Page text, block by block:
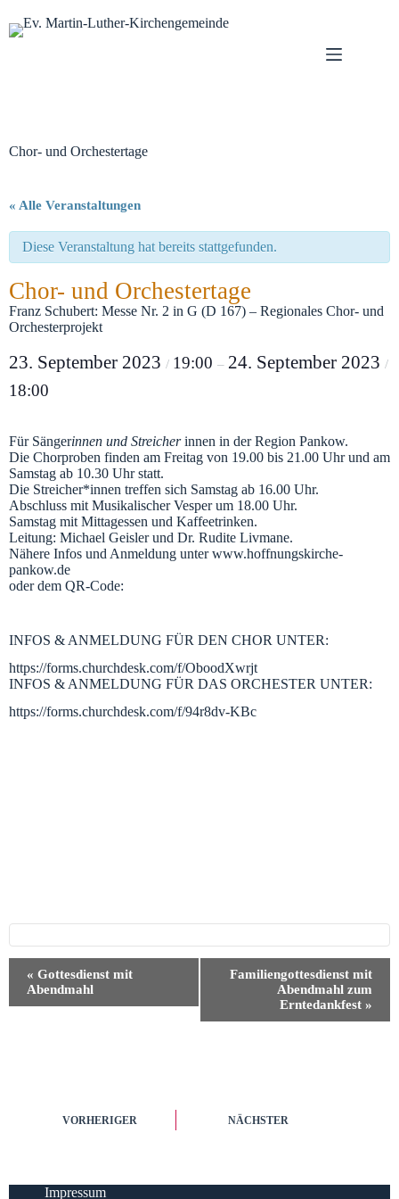
Zum
Inhalt
Chor- und Orchestertage
« Alle Veranstaltungen
Diese Veranstaltung hat bereits stattgefunden.
Chor- und Orchestertage
Franz Schubert: Messe Nr. 2 in G (D 167) – Regionales Chor- und
Orchesterprojekt
23. September 2023 / 19:00 – 24. September 2023 /
18:00
Für Sängerinnen und Streicherinnen in der Region Pankow.
Die Chorproben finden am Freitag von 19.00 bis 21.00 Uhr und am
Samstag ab 10.30 Uhr statt.
Die Streicher*innen treffen sich Samstag ab 16.00 Uhr.
Abschluss mit Musikalischer Vesper um 18.00 Uhr.
Samstag mit Mittagessen und Kaffeetrinken.
Leitung: Michael Geisler und Dr. Rudite Livmane.
Nähere Infos und Anmeldung unter www.hoffnungskirche-
pankow.de
oder dem QR-Code:
INFOS & ANMELDUNG FÜR DEN CHOR UNTER:
https://forms.churchdesk.com/f/OboodXwrjt
INFOS & ANMELDUNG FÜR DAS ORCHESTER UNTER:
https://forms.churchdesk.com/f/94r8dv-KBc
N
« Gottesdienst mit
Abendmahl
Familiengottesdienst mit
Abendmahl zum
Erntedankfest »
VORHERIGER NÄCHSTER
Impressum